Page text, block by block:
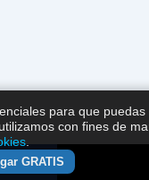
para que
con fines de
.
GRATIS